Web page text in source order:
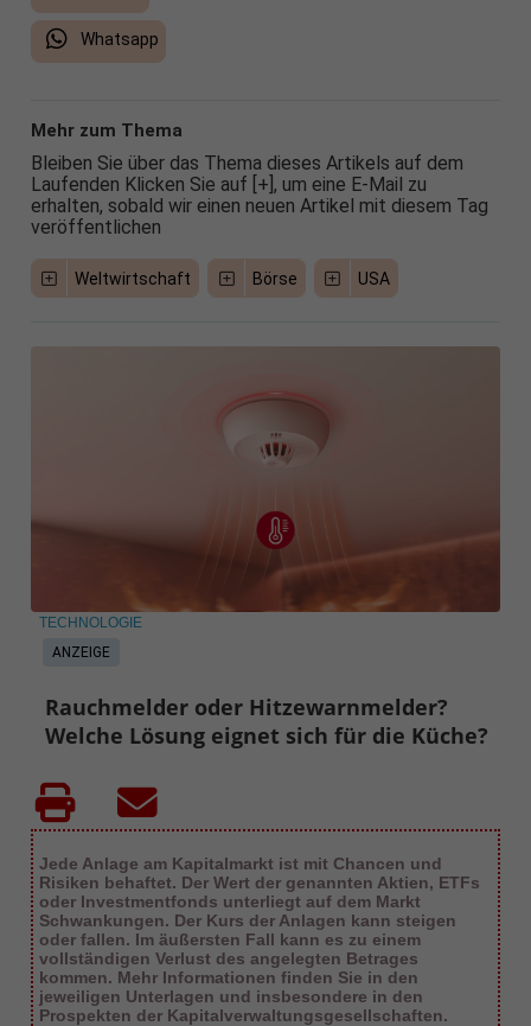
Whatsapp
Mehr zum Thema
Bleiben Sie über das Thema dieses Artikels auf dem
Laufenden Klicken Sie auf [+], um eine E-Mail zu
erhalten, sobald wir einen neuen Artikel mit diesem Tag
veröffentlichen
Weltwirtschaft Börse USA
ANZEIGE
TECHNOLOGIE
Rauchmelder oder Hitzewarnmelder?
Welche Lösung eignet sich für die Küche?
Jede Anlage am Kapitalmarkt ist mit Chancen und
Risiken behaftet. Der Wert der genannten Aktien, ETFs
oder Investmentfonds unterliegt auf dem Markt
Schwankungen. Der Kurs der Anlagen kann steigen
oder fallen. Im äußersten Fall kann es zu einem
vollständigen Verlust des angelegten Betrages
kommen. Mehr Informationen finden Sie in den
jeweiligen Unterlagen und insbesondere in den
Prospekten der Kapitalverwaltungsgesellschaften.